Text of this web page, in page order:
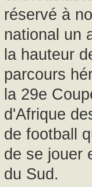
réservé à
national un
la hauteur
parcours
la 29e
d'Afrique
de football
de se jouer
du Sud.